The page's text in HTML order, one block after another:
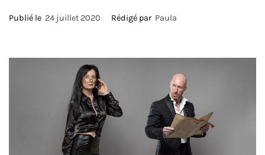
Publié le 24 juillet 2020 Rédigé par Paula